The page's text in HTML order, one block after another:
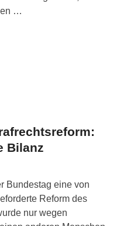
…
Bilanz
Bundestag eine von
Reform des
nur wegen